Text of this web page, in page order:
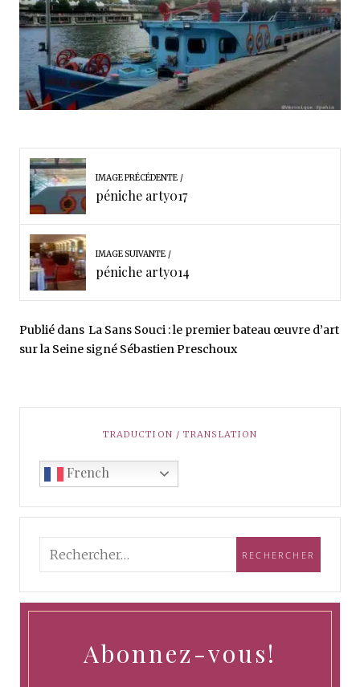
IMAGE PRÉCÉDENTE
péniche arty017
IMAGE SUIVANTE
péniche arty014
Publié dans La Sans Souci : le premier bateau œuvre d’art
sur la Seine signé Sébastien Preschoux
TRADUCTION / TRANSLATION
French
Abonnez-vous!